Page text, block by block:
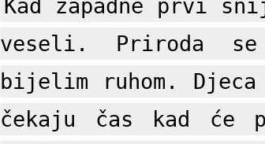
Kad zapadne prvi
veseli. Priroda se
bijelim ruhom. Djeca
čekaju čas kad će